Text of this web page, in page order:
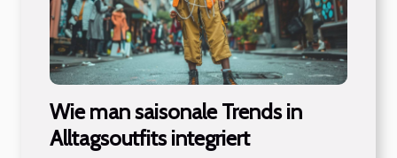
Wie man saisonale Trends in
Alltagsoutfits integriert